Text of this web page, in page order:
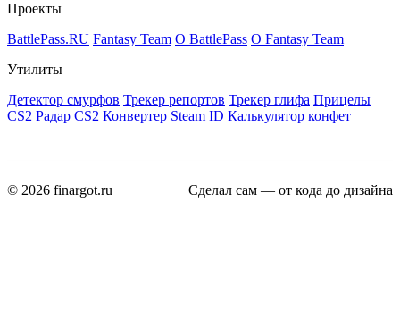
Проекты
BattlePass.RU Fantasy Team О BattlePass О Fantasy Team
Утилиты
Детектор смурфов Трекер репортов Трекер глифа Прицелы
CS2 Радар CS2 Конвертер Steam ID Калькулятор конфет
© 2026 finargot.ru Сделал сам — от кода до дизайна